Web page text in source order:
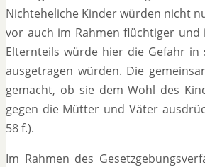
Nichteheliche Kinder würden nicht
vor auch im Rahmen flüchtiger und
Elternteils würde hier die Gefahr in
ausgetragen würden. Die
gemacht, ob sie dem Wohl des
gegen die Mütter und Väter
58 f.).
Im Rahmen des